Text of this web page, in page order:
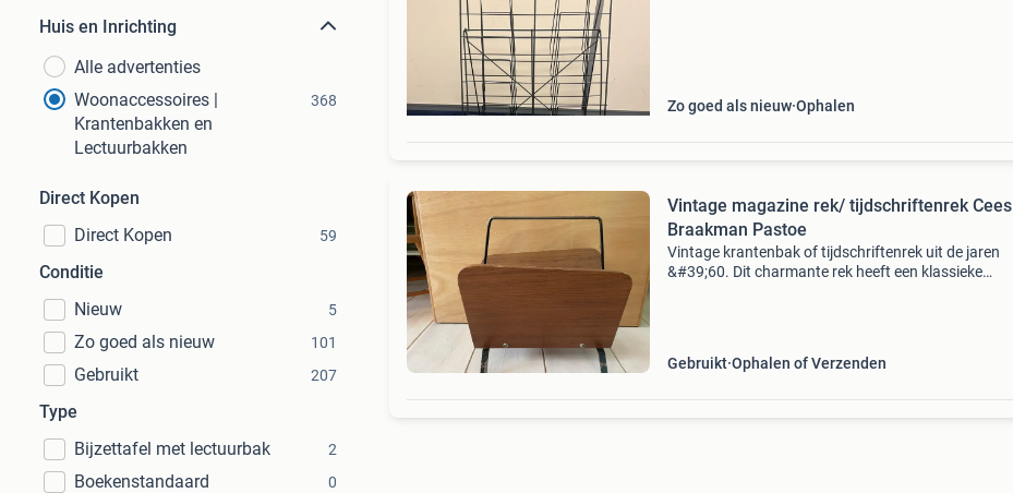
Huis en Inrichting
Alle advertenties
Woonaccessoires |
Krantenbakken en
Lectuurbakken
368
Direct Kopen
Direct Kopen
59
Conditie
Nieuw
5
Zo goed als nieuw 101
Gebruikt 207
Type
Bijzettafel met lectuurbak
2
Boekenstandaard 0
Zo goed als nieuw Ophalen
Vintage magazine rek/ tijdschriftenrek Cees
Braakman Pastoe
Vintage krantenbak of tijdschriftenrek uit de jaren
&#39;60. Dit charmante rek heeft een klassieke
Gebruikt Ophalen of Verzenden